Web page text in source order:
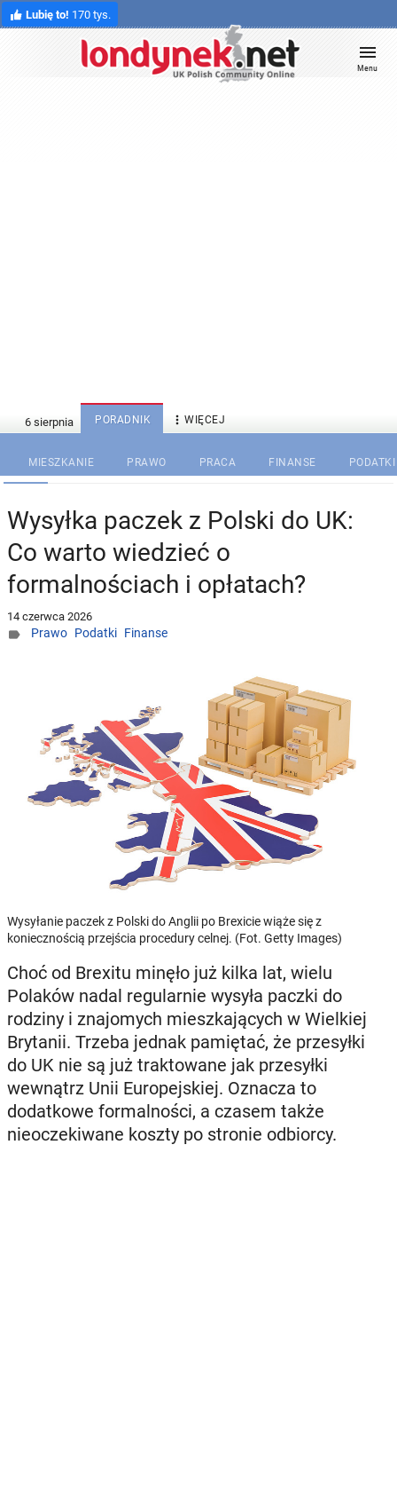
Lubię to! 170 tys.
Menu
PORADNIK  WIĘCEJ
MIESZKANIE PRAWO PRACA FINANSE PODATKI
Wysyłka paczek z Polski do UK:
Co warto wiedzieć o
formalnościach i opłatach?
14 czerwca 2026
 Prawo Podatki Finanse
Wysyłanie paczek z Polski do Anglii po Brexicie wiąże się z
koniecznością przejścia procedury celnej. (Fot. Getty Images)
Choć od Brexitu minęło już kilka lat, wielu
Polaków nadal regularnie wysyła paczki do
rodziny i znajomych mieszkających w Wielkiej
Brytanii. Trzeba jednak pamiętać, że przesyłki
do UK nie są już traktowane jak przesyłki
wewnątrz Unii Europejskiej. Oznacza to
dodatkowe formalności, a czasem także
nieoczekiwane koszty po stronie odbiorcy.